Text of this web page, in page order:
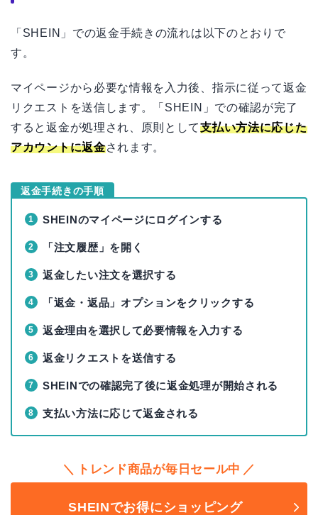
「SHEIN」での返金手続きの流れは以下のとおりで
す。
マイページから必要な情報を入力後、指示に従って返金
リクエストを送信します。「SHEIN」での確認が完了
すると返金が処理され、原則として支払い方法に応じた
アカウントに返金されます。
返金手続きの手順
SHEINのマイページにログインする
「注文履歴」を開く
返金したい注文を選択する
「返金・返品」オプションをクリックする
返金理由を選択して必要情報を入力する
返金リクエストを送信する
SHEINでの確認完了後に返金処理が開始される
支払い方法に応じて返金される
トレンド商品が毎日セール中
SHEINでお得にショッピング